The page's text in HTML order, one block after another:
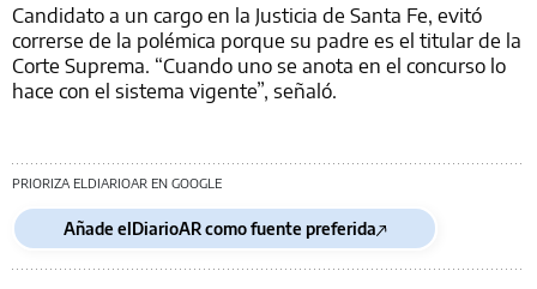
Candidato a un cargo en la Justicia de Santa Fe, evitó
correrse de la polémica porque su padre es el titular de la
Corte Suprema. “Cuando uno se anota en el concurso lo
hace con el sistema vigente”, señaló.
PRIORIZA ELDIARIOAR EN GOOGLE
Añade elDiarioAR como fuente preferida